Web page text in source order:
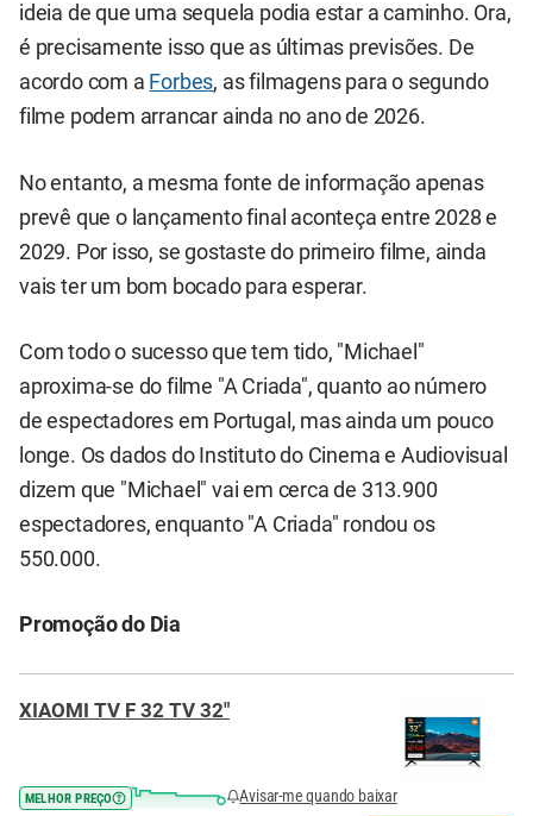
ideia de que uma sequela podia estar a caminho. Ora,
é precisamente isso que as últimas previsões. De
acordo com a Forbes, as filmagens para o segundo
filme podem arrancar ainda no ano de 2026.
No entanto, a mesma fonte de informação apenas
prevê que o lançamento final aconteça entre 2028 e
2029. Por isso, se gostaste do primeiro filme, ainda
vais ter um bom bocado para esperar.
Com todo o sucesso que tem tido, "Michael"
aproxima-se do filme "A Criada", quanto ao número
de espectadores em Portugal, mas ainda um pouco
longe. Os dados do Instituto do Cinema e Audiovisual
dizem que "Michael" vai em cerca de 313.900
espectadores, enquanto "A Criada" rondou os
550.000.
Promoção do Dia
XIAOMI TV F 32 TV 32"
MELHOR PREÇO Avisar-me quando baixar